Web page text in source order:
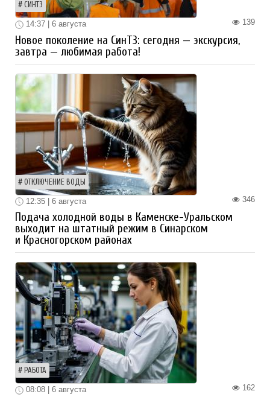
СИНТЗ
139
14:37 | 6 августа
Новое поколение на СинТЗ: сегодня — экскурсия,
завтра — любимая работа!
ОТКЛЮЧЕНИЕ ВОДЫ
346
12:35 | 6 августа
Подача холодной воды в Каменске-Уральском
выходит на штатный режим в Синарском
и Красногорском районах
РАБОТА
162
08:08 | 6 августа